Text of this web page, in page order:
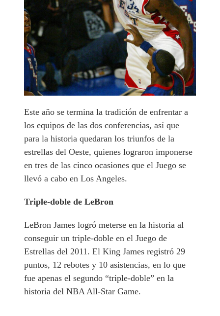
Este año se termina la tradición de enfrentar a
los equipos de las dos conferencias, así que
para la historia quedaran los triunfos de la
estrellas del Oeste, quienes lograron imponerse
en tres de las cinco ocasiones que el Juego se
llevó a cabo en Los Angeles.
Triple-doble de LeBron
LeBron James logró meterse en la historia al
conseguir un triple-doble en el Juego de
Estrellas del 2011. El King James registró 29
puntos, 12 rebotes y 10 asistencias, en lo que
fue apenas el segundo “triple-doble” en la
historia del NBA All-Star Game.